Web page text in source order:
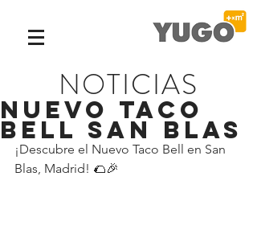
NOTICIAS
Nuevo Taco
Bell San Blas
¡Descubre el Nuevo Taco Bell en San
Blas, Madrid! 🌮🎉